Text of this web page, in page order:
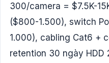
300/camera = $7.5K-
($800-1.500), switch
1.000), cabling Cat6 +
retention 30 ngày HDD